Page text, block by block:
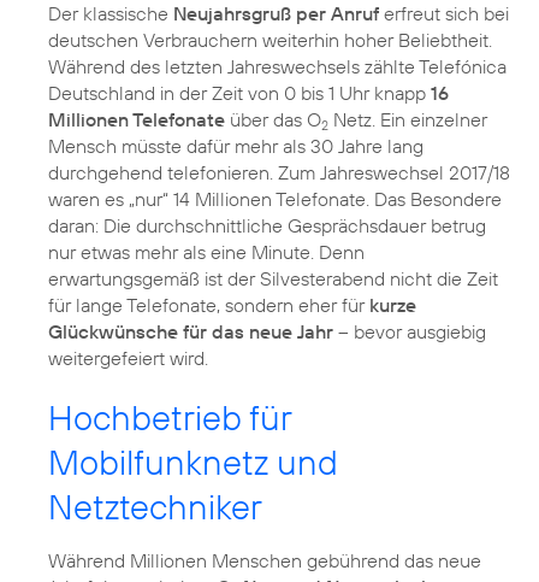
Der klassische Neujahrsgruß per Anruf erfreut sich bei
deutschen Verbrauchern weiterhin hoher Beliebtheit.
Während des letzten Jahreswechsels zählte Telefónica
Deutschland in der Zeit von 0 bis 1 Uhr knapp 16
Millionen Telefonate über das O2 Netz. Ein einzelner
Mensch müsste dafür mehr als 30 Jahre lang
durchgehend telefonieren. Zum Jahreswechsel 2017/18
waren es „nur“ 14 Millionen Telefonate. Das Besondere
daran: Die durchschnittliche Gesprächsdauer betrug
nur etwas mehr als eine Minute. Denn
erwartungsgemäß ist der Silvesterabend nicht die Zeit
für lange Telefonate, sondern eher für kurze
Glückwünsche für das neue Jahr – bevor ausgiebig
weitergefeiert wird.
Hochbetrieb für
Mobilfunknetz und
Netztechniker
Während Millionen Menschen gebührend das neue